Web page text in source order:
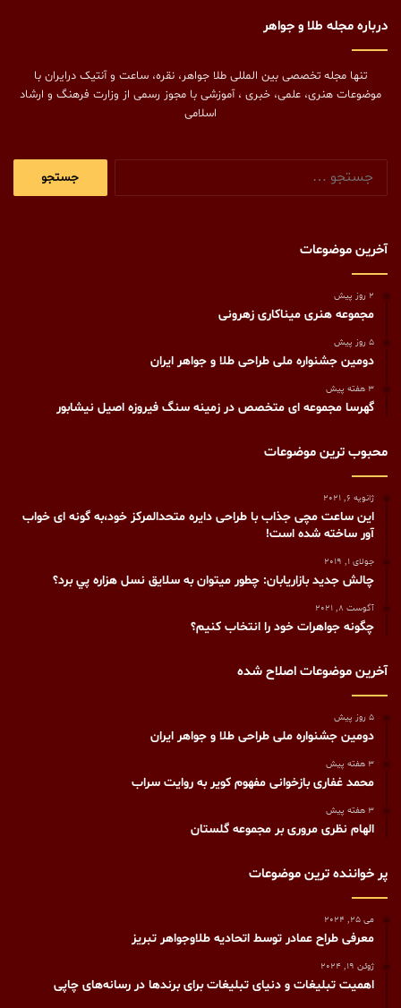
درباره مجله طلا و جواهر
تنها مجله تخصصی بین المللی طلا جواهر، نقره، ساعت و آنتیک درایران با
موضوعات هنری، علمی، خبری ، آموزشی با مجوز رسمی از وزارت فرهنگ و ارشاد
اسلامی
آخرین موضوعات
2 روز پیش
مجموعه هنری میناکاری زهرونی
5 روز پیش
دومین جشنواره ملی طراحی طلا و جواهر ایران
3 هفته پیش
گهرسا مجموعه ای متخصص در زمینه سنگ فیروزه اصیل نیشابور
محبوب ترین موضوعات
ژانویه 6, 2021
این ساعت مچی جذاب با طراحی دایره متحدالمرکز خود،به گونه ای خواب
آور ساخته شده است!
جولای 1, 2019
چالش جديد بازاريابان: چطور ميتوان به سلايق نسل هزاره پي برد؟
آگوست 8, 2021
چگونه جواهرات خود را انتخاب کنیم؟
آخرین موضوعات اصلاح شده
5 روز پیش
دومین جشنواره ملی طراحی طلا و جواهر ایران
3 هفته پیش
محمد غفاری بازخوانی مفهوم کویر به روایت سراب
3 هفته پیش
الهام نظری مروری بر مجموعه گلستان
پر خواننده ترین موضوعات
می 25, 2024
معرفی طراح عمادر توسط اتحادیه طلاوجواهر تبریز
ژوئن 19, 2024
اهمیت تبلیغات و دنیای تبلیغات برای برندها در رسانه‌های چاپی